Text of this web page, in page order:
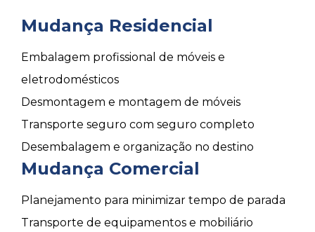
Mudança Residencial
Embalagem profissional de móveis e
eletrodomésticos
Desmontagem e montagem de móveis
Transporte seguro com seguro completo
Desembalagem e organização no destino
Mudança Comercial
Planejamento para minimizar tempo de parada
Transporte de equipamentos e mobiliário